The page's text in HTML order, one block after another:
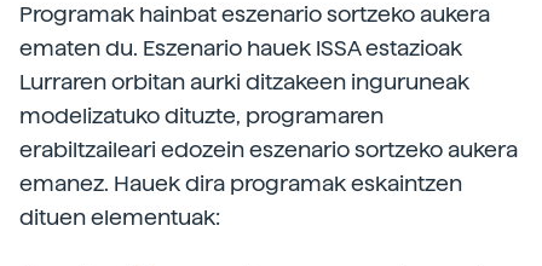
Programak hainbat eszenario sortzeko aukera
ematen du. Eszenario hauek ISSA estazioak
Lurraren orbitan aurki ditzakeen inguruneak
modelizatuko dituzte, programaren
erabiltzaileari edozein eszenario sortzeko aukera
emanez. Hauek dira programak eskaintzen
dituen elementuak: